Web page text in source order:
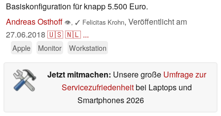
Basiskonfiguration für knapp 5.500 Euro.
Andreas Osthoff 👁, ✓ Felicitas Krohn, Veröffentlicht am
27.06.2018 🇺🇸🇳🇱 ...
Apple Monitor Workstation
Jetzt mitmachen: Unsere große Umfrage zur
Servicezufriedenheitbei Laptops und
Smartphones 2026